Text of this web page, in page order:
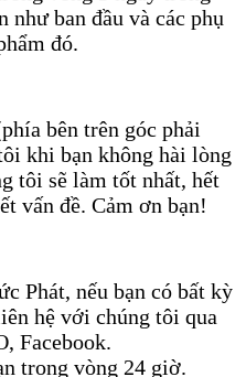
như ban đầu và các phụ
đó.
bên trên góc phải
khi bạn không hài lòng
tôi sẽ làm tốt nhất, hết
vấn đề. Cảm ơn bạn!
Phát, nếu bạn có bất kỳ
hệ với chúng tôi qua
Facebook.
trong vòng 24 giờ.